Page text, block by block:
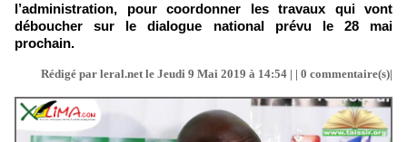
l’administration, pour coordonner les travaux qui vont
déboucher sur le dialogue national prévu le 28 mai
prochain.
Rédigé par leral.net le Jeudi 9 Mai 2019 à 14:54 | | 0 commentaire(s)|